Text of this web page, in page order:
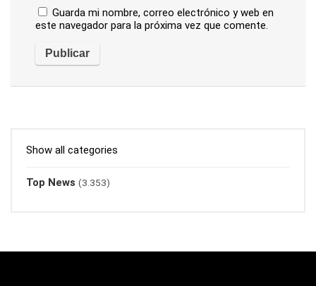
Guarda mi nombre, correo electrónico y web en
este navegador para la próxima vez que comente.
Show all categories
Top News (3.353)